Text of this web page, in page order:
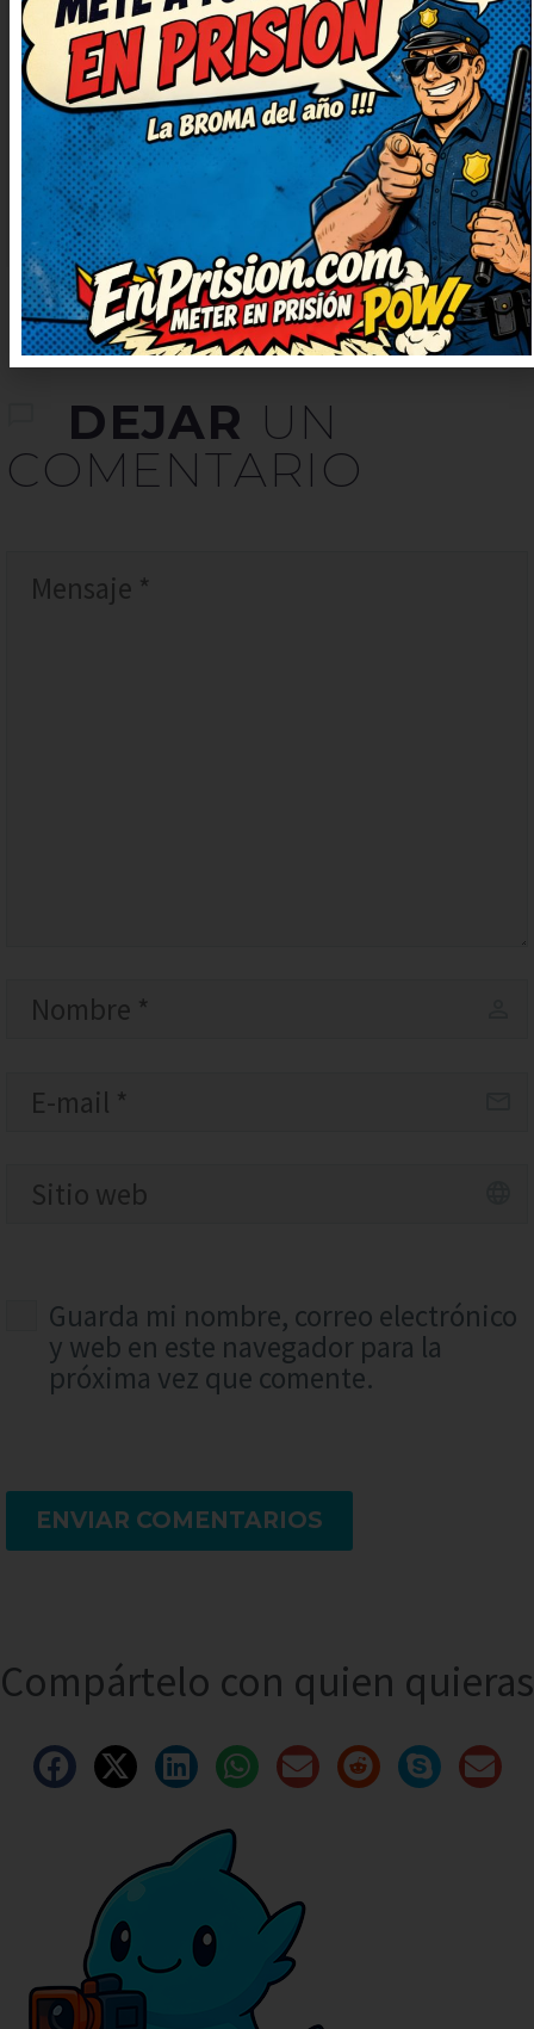
Seguid publicando más, que
alegran un montón. Muy
ingenioso y bien escrito,
¡enhorabuena! Lo guardo para
contarlo en la próxima reunión,
verás qué risas.
DEJAR UN
COMENTARIO
Guarda mi nombre, correo electrónico
y web en este navegador para la
próxima vez que comente.
ENVIAR COMENTARIOS
Compártelo con quien quieras